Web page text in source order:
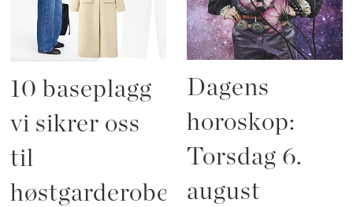
10 baseplagg
vi sikrer oss
til
høstgarderoben
Dagens
horoskop:
Torsdag 6.
august